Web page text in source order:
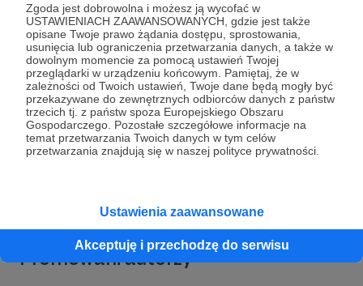
Zgoda jest dobrowolna i możesz ją wycofać w
USTAWIENIACH ZAAWANSOWANYCH, gdzie jest także
opisane Twoje prawo żądania dostępu, sprostowania,
usunięcia lub ograniczenia przetwarzania danych, a także w
dowolnym momencie za pomocą ustawień Twojej
przeglądarki w urządzeniu końcowym. Pamiętaj, że w
zależności od Twoich ustawień, Twoje dane będą mogły być
przekazywane do zewnętrznych odbiorców danych z państw
trzecich tj. z państw spoza Europejskiego Obszaru
Gospodarczego. Pozostałe szczegółowe informacje na
temat przetwarzania Twoich danych w tym celów
przetwarzania znajdują się w naszej polityce prywatności.
Ustawienia zaawansowane
Akceptuję i przechodzę do serwisu
Dołącz do grona Patronów!
Wesprzyj działalność AutoraJustyna Margielewska
już teraz!
Promowani autorzy